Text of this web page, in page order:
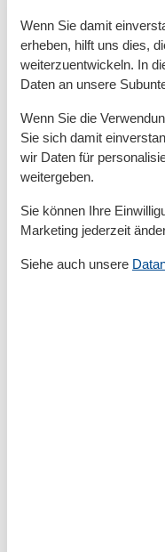
Elektrische
Freistehend
Garten
Handtücher kostenlos
Heizung
Herd
Insel
Keine Haustiere erlaubt
Kessel
Kühlschrank
Nichtraucher
Parkplatz privat
Wenn Sie damit
erheben, hilft uns dies,
weiterzuentwickeln. In
Daten an unsere
Wenn Sie die
Sie sich damit
wir Daten für
weitergeben.
Sie können Ihre
Marketing jederzeit
Siehe auch unsere